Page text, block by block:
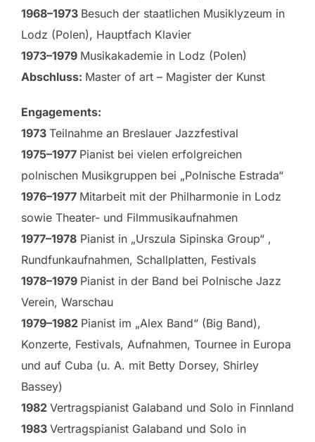
1968–1973 Besuch der staatlichen Musiklyzeum in
Lodz (Polen), Hauptfach Klavier
1973–1979 Musikakademie in Lodz (Polen)
Abschluss: Master of art – Magister der Kunst
Engagements:
1973 Teilnahme an Breslauer Jazzfestival
1975–1977 Pianist bei vielen erfolgreichen
polnischen Musikgruppen bei „Polnische Estrada“
1976–1977 Mitarbeit mit der Philharmonie in Lodz
sowie Theater- und Filmmusikaufnahmen
1977–1978 Pianist in „Urszula Sipinska Group“ ,
Rundfunkaufnahmen, Schallplatten, Festivals
1978–1979 Pianist in der Band bei Polnische Jazz
Verein, Warschau
1979–1982 Pianist im „Alex Band“ (Big Band),
Konzerte, Festivals, Aufnahmen, Tournee in Europa
und auf Cuba (u. A. mit Betty Dorsey, Shirley
Bassey)
1982 Vertragspianist Galaband und Solo in Finnland
1983 Vertragspianist Galaband und Solo in